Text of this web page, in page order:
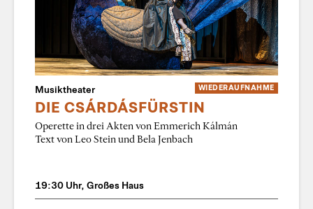
WIEDER­AUFNAHME
Musiktheater
DIE CSÁRDÁSFÜRSTIN
Operette in drei Akten von Emmerich Kálmán
Text von Leo Stein und Bela Jenbach
19:30 Uhr, Großes Haus